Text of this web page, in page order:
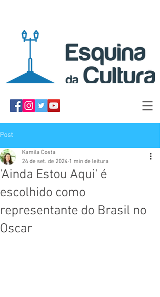
Post
'Ainda Estou Aqui' é
escolhido como
representante do Brasil no
Oscar
Kamila Costa
24 de set. de 2024 1 min de leitura